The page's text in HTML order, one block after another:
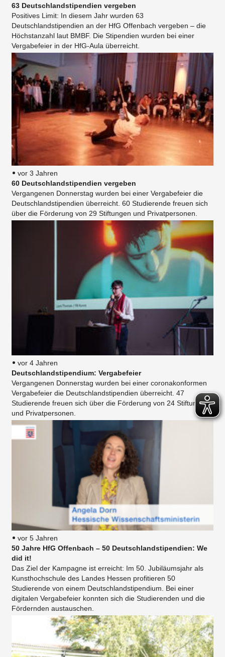
63 Deutschlandstipendien vergeben
Positives Limit: In diesem Jahr wurden 63
Deutschlandstipendien an der HfG Offenbach vergeben – die
Höchstanzahl laut BMBF. Die Stipendien wurden bei einer
Vergabefeier in der HfG-Aula überreicht.
vor 3 Jahren
60 Deutschlandstipendien vergeben
Vergangenen Donnerstag wurden bei einer Vergabefeier die
Deutschlandstipendien überreicht. 60 Studierende freuen sich
über die Förderung von 29 Stiftungen und Privatpersonen.
vor 4 Jahren
Deutschlandstipendium: Vergabefeier
Vergangenen Donnerstag wurden bei einer coronakonformen
Vergabefeier die Deutschlandstipendien überreicht. 47
Studierende freuen sich über die Förderung von 24 Stiftungen
und Privatpersonen.
vor 5 Jahren
50 Jahre HfG Offenbach – 50 Deutschlandstipendien: We
did it!
Das Ziel der Kampagne ist erreicht: Im 50. Jubiläumsjahr als
Kunsthochschule des Landes Hessen profitieren 50
Studierende von einem Deutschlandstipendium. Bei einer
digitalen Vergabefeier konnten sich die Studierenden und die
Fördernden austauschen.